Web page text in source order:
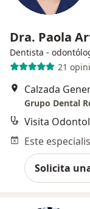
Dra. Paola
Dentista -
21
Grupo Dental
Visita
Solicita